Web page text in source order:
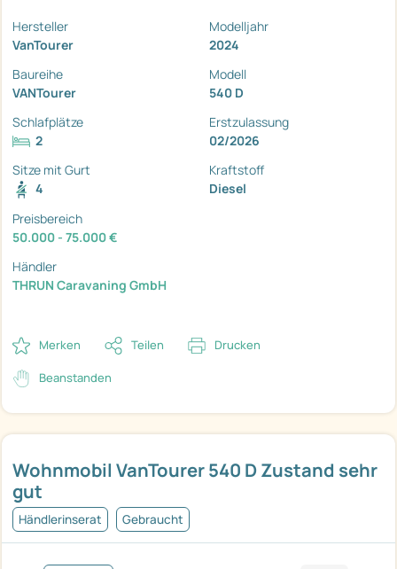
Wohnmobil VanTourer 540 D Zustand sehr
gut
Händlerinserat Gebraucht
Hersteller
VanTourer
Modelljahr
2024
Baureihe
VANTourer
Modell
540 D
Schlafplätze
2
Erstzulassung
02/2026
Sitze mit Gurt
4
Kraftstoff
Diesel
Preisbereich
50.000 - 75.000 €
Händler
THRUN Caravaning GmbH
Merken Teilen Drucken
Beanstanden